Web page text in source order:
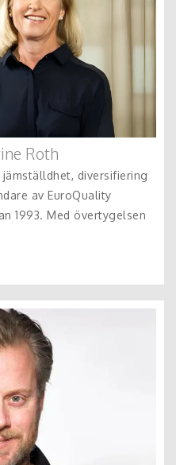
Roth
diversifiering
av EuroQuality
1993. Med övertygelsen